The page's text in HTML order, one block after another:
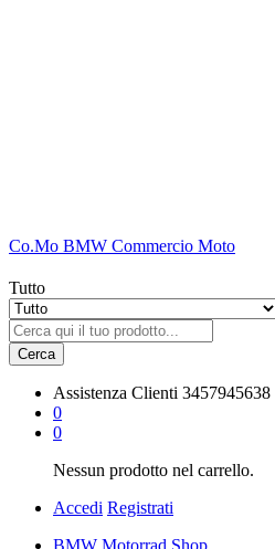
Co.Mo BMW Commercio Moto
Tutto
Cerca
Assistenza Clienti 3457945638
0
0
Nessun prodotto nel carrello.
Accedi Registrati
BMW Motorrad Shop